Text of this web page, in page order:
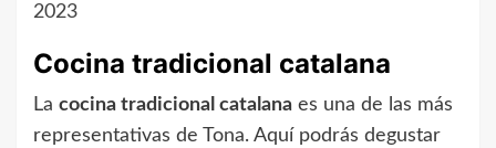
2023
Cocina tradicional catalana
La cocina tradicional catalana es una de las más
representativas de Tona. Aquí podrás degustar